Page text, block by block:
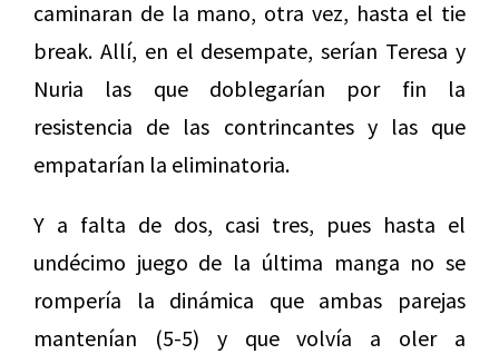
caminaran de la mano, otra vez, hasta el tie
break. Allí, en el desempate, serían Teresa y
Nuria las que doblegarían por fin la
resistencia de las contrincantes y las que
empatarían la eliminatoria.
Y a falta de dos, casi tres, pues hasta el
undécimo juego de la última manga no se
rompería la dinámica que ambas parejas
mantenían (5-5) y que volvía a oler a